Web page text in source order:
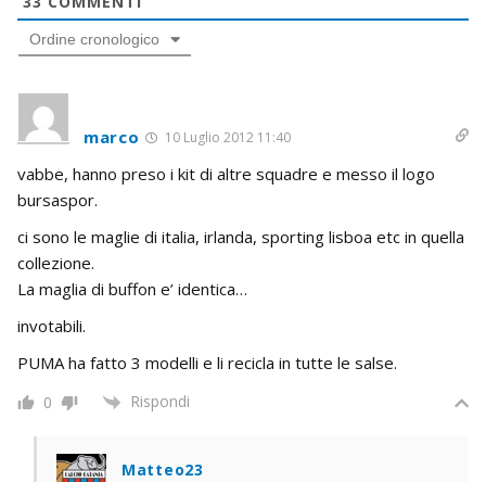
Ordine cronologico
marco 10 Luglio 2012 11:40
vabbe, hanno preso i kit di altre squadre e messo il logo
bursaspor.
ci sono le maglie di italia, irlanda, sporting lisboa etc in quella
collezione.
La maglia di buffon e’ identica…
invotabili.
PUMA ha fatto 3 modelli e li recicla in tutte le salse.
0 Rispondi
Matteo23